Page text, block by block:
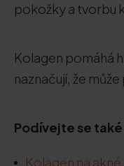
pokožky a tvorbu
Kolagen pomáhá
naznačují, že
Podívejte se
Kolagen na akné